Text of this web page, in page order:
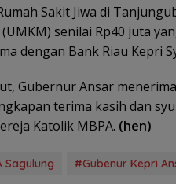
Sakit Jiwa di
senilai Rp40 juta
dengan Bank Riau Kepri
Gubernur Ansar
terima kasih dan
Katolik MBPA. (hen)
Sagulung #Gubenur Kepri